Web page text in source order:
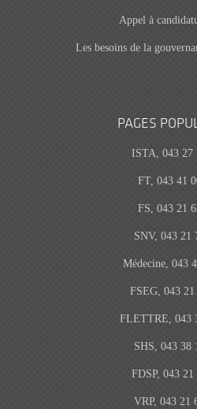
Appel à
Les besoins de la
PAGES
ISTA, 043 27
FT, 043 41
FS, 043 21
SNV, 043 21
Médecine, 043
FSEG, 043 21
FLETTRE, 043
SHS, 043 38
FDSP, 043 21
VRP, 043 21